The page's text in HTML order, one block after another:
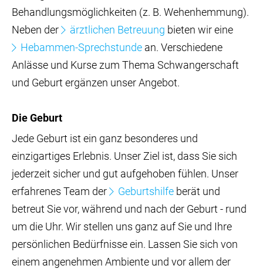
Behandlungsmöglichkeiten (z. B. Wehenhemmung).
Neben der
ärztlichen Betreuung bieten wir eine
Hebammen-Sprechstunde an. Verschiedene
Anlässe und Kurse zum Thema Schwangerschaft
und Geburt ergänzen unser Angebot.
Die Geburt
Jede Geburt ist ein ganz besonderes und
einzigartiges Erlebnis. Unser Ziel ist, dass Sie sich
jederzeit sicher und gut aufgehoben fühlen. Unser
erfahrenes Team der
Geburtshilfe berät und
betreut Sie vor, während und nach der Geburt - rund
um die Uhr. Wir stellen uns ganz auf Sie und Ihre
persönlichen Bedürfnisse ein. Lassen Sie sich von
einem angenehmen Ambiente und vor allem der